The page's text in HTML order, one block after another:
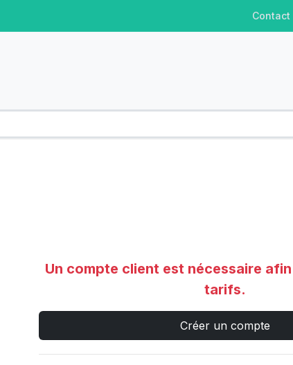
Contact
Un compte client est nécessaire
tarifs.
Créer un compte